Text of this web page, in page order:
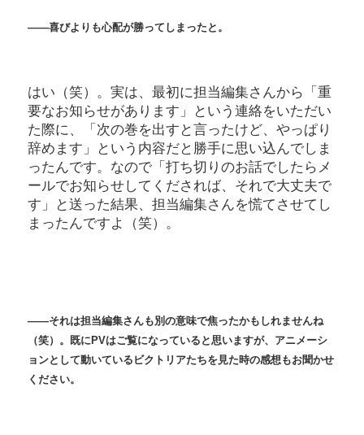
――喜びよりも心配が勝ってしまったと。
はい（笑）。実は、最初に担当編集さんから「重
要なお知らせがあります」という連絡をいただい
た際に、「次の巻を出すと言ったけど、やっぱり
辞めます」という内容だと勝手に思い込んでしま
ったんです。なので「打ち切りのお話でしたらメ
ールでお知らせしてくだされば、それで大丈夫で
す」と送った結果、担当編集さんを慌てさせてし
まったんですよ（笑）。
――それは担当編集さんも別の意味で焦ったかもしれませんね
（笑）。既にPVはご覧になっていると思いますが、アニメーシ
ョンとして動いているビクトリアたちを見た時の感想もお聞かせ
ください。